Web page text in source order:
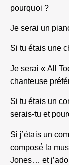
pourquoi ?
Je serai un
Si tu étais une
Je serai « All
chanteuse
Si tu étais un
serais-tu et
Si j’étais un
composé la
Jones… et